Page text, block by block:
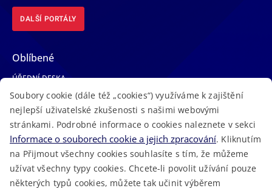
DALŠÍ PORTÁLY
Oblíbené
ÚŘEDNÍ DESKA
TELEFONNÍ SEZNAM
LÉKAŘSKÁ POHOTOVOST
VOLNÁ MÍSTA
AKTUALITY
Soubory cookie (dále též „cookies“) využíváme k zajištění
nejlepší uživatelské zkušenosti s našimi webovými
stránkami. Podrobné informace o cookies naleznete v sekci
Informace o souborech cookie a jejich zpracování. Kliknutím
na Přijmout všechny cookies souhlasíte s tím, že můžeme
užívat všechny typy cookies. Chcete-li povolit užívání pouze
některých typů cookies, můžete tak učinit výběrem